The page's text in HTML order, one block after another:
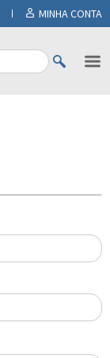
MINHA CONTA